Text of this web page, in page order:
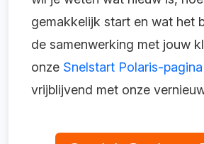
gemakkelijk start en wat het
de samenwerking met jouw
onze Snelstart Polaris-pagina
vrijblijvend met onze